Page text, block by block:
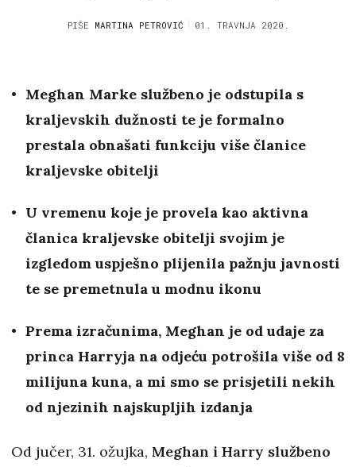
PIŠE MARTINA PETROVIĆ 01. TRAVNJA 2020.
Meghan Marke službeno je odstupila s
kraljevskih dužnosti te je formalno
prestala obnašati funkciju više članice
kraljevske obitelji
U vremenu koje je provela kao aktivna
članica kraljevske obitelji svojim je
izgledom uspješno plijenila pažnju javnosti
te se premetnula u modnu ikonu
Prema izračunima, Meghan je od udaje za
princa Harryja na odjeću potrošila više od 8
milijuna kuna, a mi smo se prisjetili nekih
od njezinih najskupljih izdanja
Od jučer, 31. ožujka, Meghan i Harry službeno